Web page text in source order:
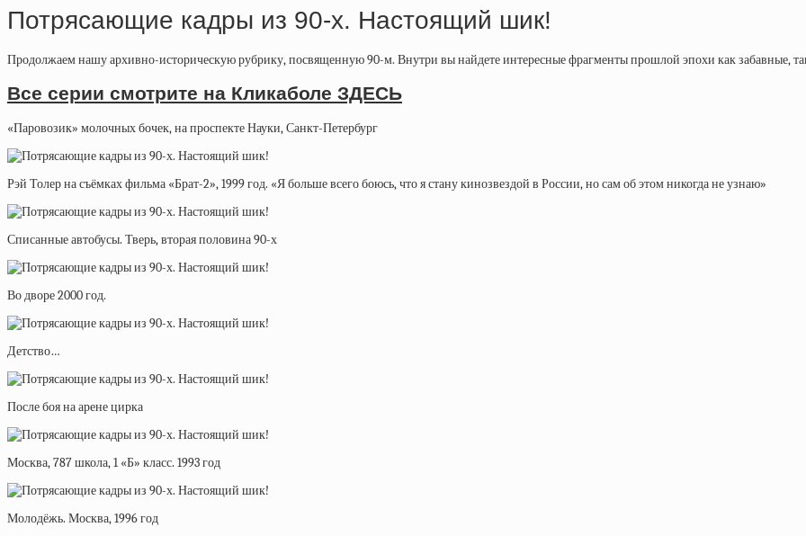
Потрясающие кадры из 90-х. Настоящий шик!
Продолжаем нашу архивно-историческую рубрику, посвященную 90-м. Внутри вы найдете интересные фрагменты прошлой эпохи как забавные,
Все серии смотрите на Кликаболе ЗДЕСЬ
«Паровозик» молочных бочек, на проспекте Науки, Санкт-Петербург
Рэй Толер на съёмках фильма «Брат-2», 1999 год. «Я больше всего боюсь, что я стану кинозвездой в России, но сам об этом никогда не узнаю»
Списанные автобусы. Тверь, вторая половина 90-х
Во дворе 2000 год.
Детство…
После боя на арене цирка
Москва, 787 школа, 1 «Б» класс. 1993 год
Молодёжь. Москва, 1996 год